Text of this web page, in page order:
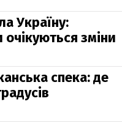
Україну:
зміни
спека: де